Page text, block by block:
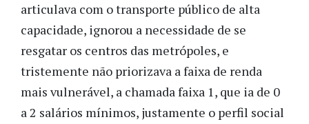
articulava com o transporte público de alta
capacidade, ignorou a necessidade de se
resgatar os centros das metrópoles, e
tristemente não priorizava a faixa de renda
mais vulnerável, a chamada faixa 1, que ia de 0
a 2 salários mínimos, justamente o perfil social